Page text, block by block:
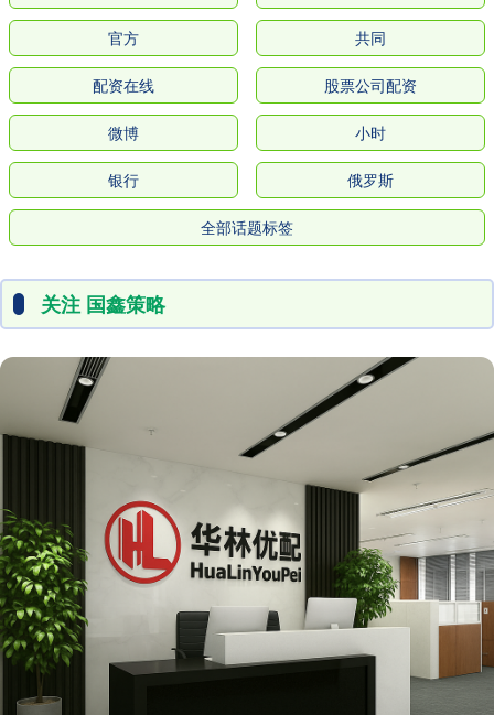
官方 共同
配资在线 股票公司配资
微博 小时
银行 俄罗斯
全部话题标签
关注 国鑫策略